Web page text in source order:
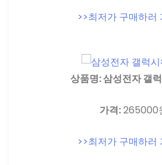
>>최저가 구매하러
상품명: 삼성전자 갤
가격:265000
>>최저가 구매하러